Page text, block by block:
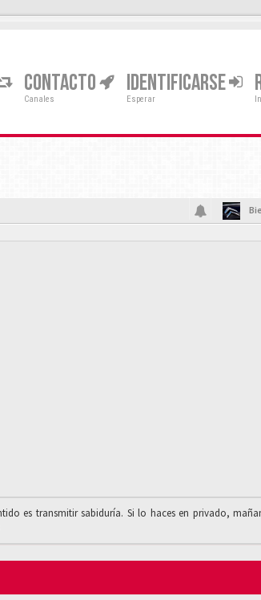
CONTACTO
Canales
IDENTIFICARSE
Esperar
es transmitir sabiduría. Si lo haces en privado,